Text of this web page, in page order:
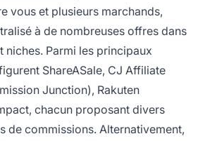
vous et plusieurs marchands,
à de nombreuses offres dans
niches. Parmi les principaux
ShareASale, CJ Affiliate
Junction), Rakuten
chacun proposant divers
de commissions. Alternativement,